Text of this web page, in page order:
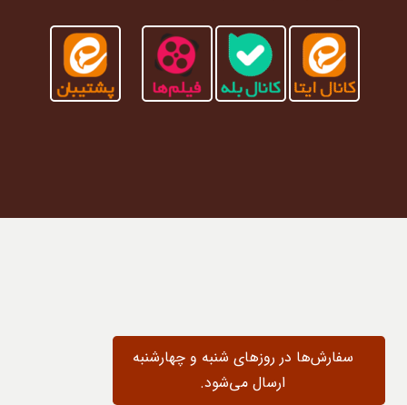
سفارش‌ها در روزهای شنبه و چهارشنبه
ارسال می‌شود.